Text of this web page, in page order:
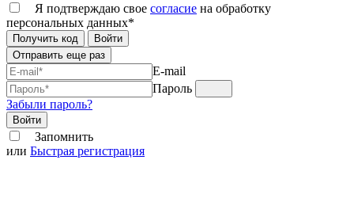
Я подтверждаю свое согласие на обработку
персональных данных*
Получить код
Войти
Отправить еще раз
E-mail
Пароль
Забыли пароль?
Войти
Запомнить
или Быстрая регистрация